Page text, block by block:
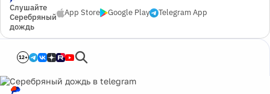
Слушайте
Серебряный
дождь
App Store Google Play Telegram App
12+